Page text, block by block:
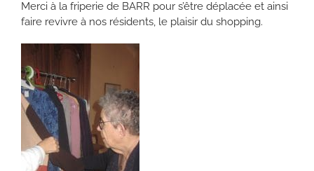
Merci à la friperie de BARR pour s’être déplacée et ainsi
faire revivre à nos résidents, le plaisir du shopping.